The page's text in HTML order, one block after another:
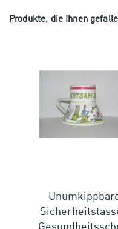
Produkte, die Ihnen